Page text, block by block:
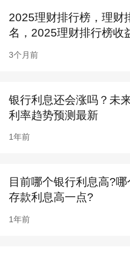
等。这些银行在一年定
力。但是，我们需要注
能会根据市场情况和政
除了利率之外，我们还
和安全性。例如，一些
网上银行服务、更多的
2025理财排行榜，理财
名，2025理财排行榜收
3个月前
银行利息还会涨吗？未
利率趋势预测最新
1年前
目前哪个银行利息高?
存款利息高一点?
1年前